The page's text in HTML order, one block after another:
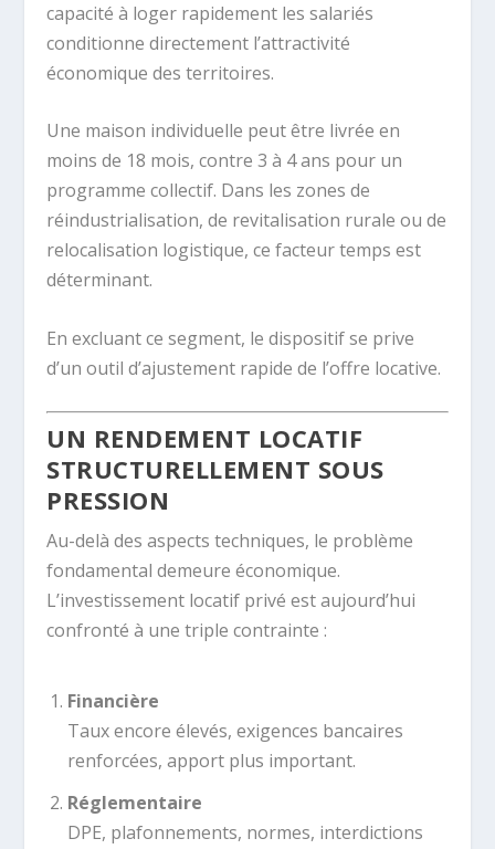
capacité à loger rapidement les salariés
conditionne directement l’attractivité
économique des territoires.
Une maison individuelle peut être livrée en
moins de 18 mois, contre 3 à 4 ans pour un
programme collectif. Dans les zones de
réindustrialisation, de revitalisation rurale ou de
relocalisation logistique, ce facteur temps est
déterminant.
En excluant ce segment, le dispositif se prive
d’un outil d’ajustement rapide de l’offre locative.
UN RENDEMENT LOCATIF
STRUCTURELLEMENT SOUS
PRESSION
Au-delà des aspects techniques, le problème
fondamental demeure économique.
L’investissement locatif privé est aujourd’hui
confronté à une triple contrainte :
Financière
Taux encore élevés, exigences bancaires
renforcées, apport plus important.
Réglementaire
DPE, plafonnements, normes, interdictions